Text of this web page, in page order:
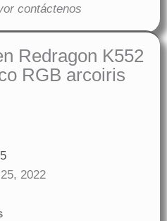
contáctenos
Redragon K552
RGB arcoiris
2022